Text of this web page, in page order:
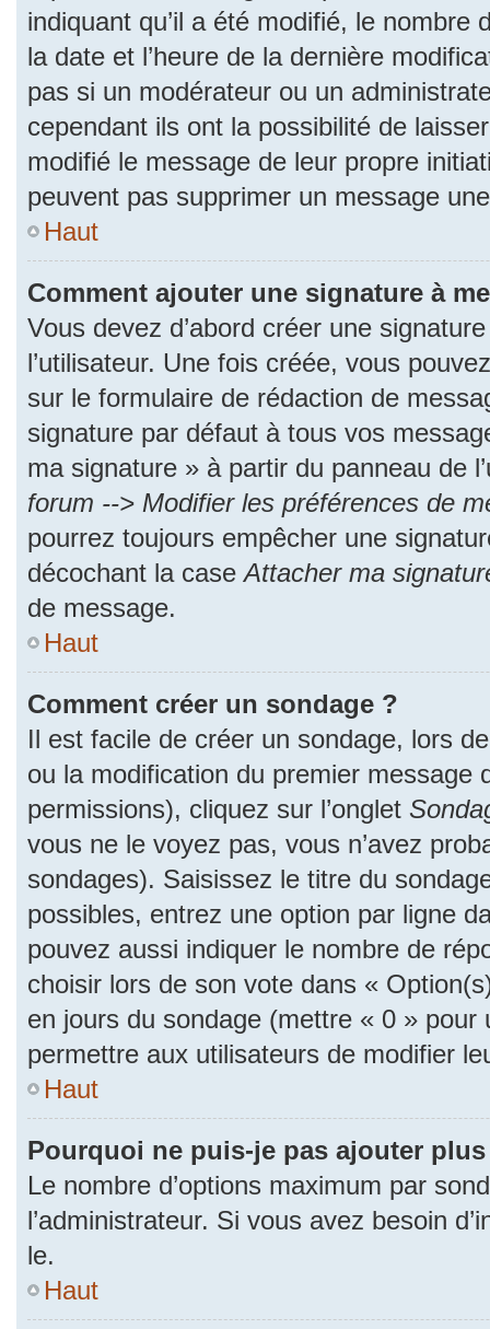
indiquant qu’il a été modifié, le nombre
la date et l’heure de la dernière
pas si un modérateur ou un
cependant ils ont la possibilité de
modifié le message de leur propre
peuvent pas supprimer un message
Haut
Comment ajouter une signature à
Vous devez d’abord créer une
l’utilisateur. Une fois créée, vous
sur le formulaire de rédaction de
signature par défaut à tous vos
ma signature » à partir du panneau de
forum --> Modifier les préférences de
pourrez toujours empêcher une
décochant la caseAttacher ma
de message.
Haut
Comment créer un sondage ?
Il est facile de créer un sondage, lors
ou la modification du premier message
permissions), cliquez sur l’onglet
vous ne le voyez pas, vous n’avez
sondages). Saisissez le titre du
possibles, entrez une option par ligne
pouvez aussi indiquer le nombre de
choisir lors de son vote dans «
en jours du sondage (mettre « 0 » pour
permettre aux utilisateurs de modifier
Haut
Pourquoi ne puis-je pas ajouter
Le nombre d’options maximum par
l’administrateur. Si vous avez besoin
le.
Haut